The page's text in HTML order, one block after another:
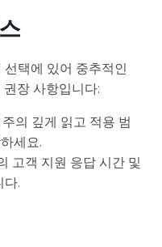
택에 있어 중추적인
장 사항입니다:
의 깊게 읽고 적용 범
세요.
고객 지원 응답 시간 및
다.